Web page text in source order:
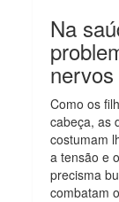
Na
nervos
Como os
cabeça, as
costumam
a tensão e
precisma
combatam